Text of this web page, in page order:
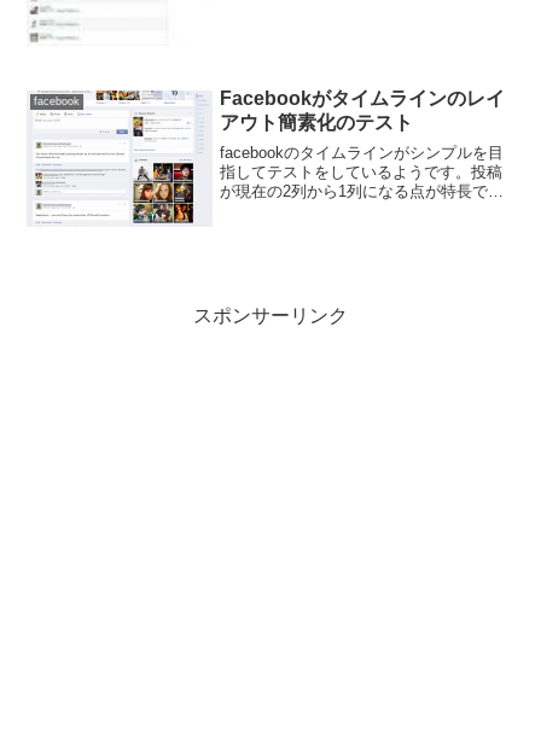
facebook
Facebookがタイムラインのレイ
アウト簡素化のテスト
facebookのタイムラインがシンプルを目
指してテストをしているようです。投稿
が現在の2列から1列になる点が特長であ
スポンサーリンク